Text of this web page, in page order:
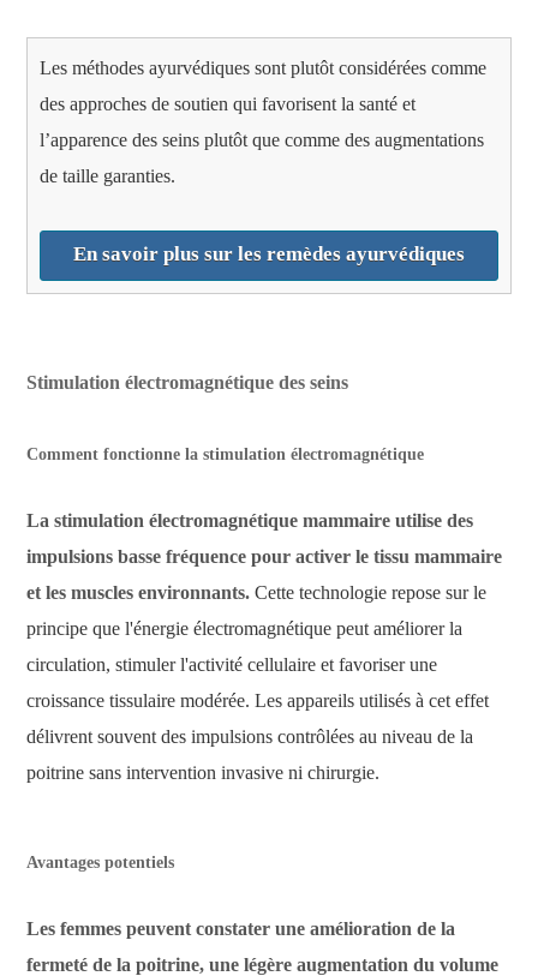
Les méthodes ayurvédiques sont plutôt considérées comme
des approches de soutien qui favorisent la santé et
l’apparence des seins plutôt que comme des augmentations
de taille garanties.
En savoir plus sur les remèdes ayurvédiques
Stimulation électromagnétique des seins
Comment fonctionne la stimulation électromagnétique
La stimulation électromagnétique mammaire utilise des
impulsions basse fréquence pour activer le tissu mammaire
et les muscles environnants. Cette technologie repose sur le
principe que l'énergie électromagnétique peut améliorer la
circulation, stimuler l'activité cellulaire et favoriser une
croissance tissulaire modérée. Les appareils utilisés à cet effet
délivrent souvent des impulsions contrôlées au niveau de la
poitrine sans intervention invasive ni chirurgie.
Avantages potentiels
Les femmes peuvent constater une amélioration de la
fermeté de la poitrine, une légère augmentation du volume